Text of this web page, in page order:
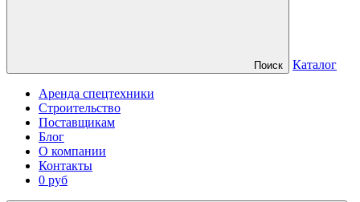
Поиск Каталог
Аренда спецтехники
Строительство
Поставщикам
Блог
О компании
Контакты
0 руб